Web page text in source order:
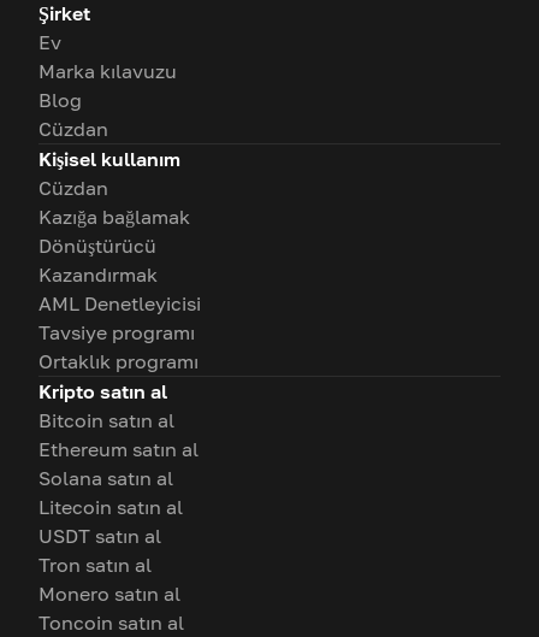
Şirket
Ev
Marka kılavuzu
Blog
Cüzdan
Kişisel kullanım
Cüzdan
Kazığa bağlamak
Dönüştürücü
Kazandırmak
AML Denetleyicisi
Tavsiye programı
Ortaklık programı
Kripto satın al
Bitcoin satın al
Ethereum satın al
Solana satın al
Litecoin satın al
USDT satın al
Tron satın al
Monero satın al
Toncoin satın al